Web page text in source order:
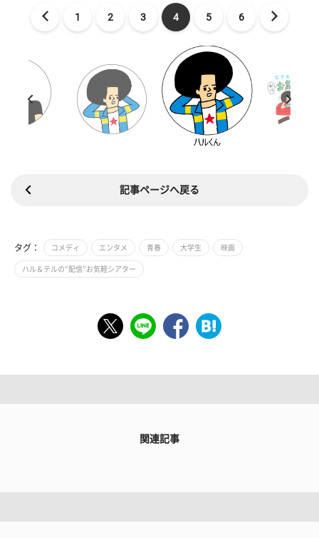
1 2 3 4 5 6
記事ページへ戻る
タグ： コメディ エンタメ 青春 大学生 映画
ハル＆テルの“配信”お気軽シアター
関連記事